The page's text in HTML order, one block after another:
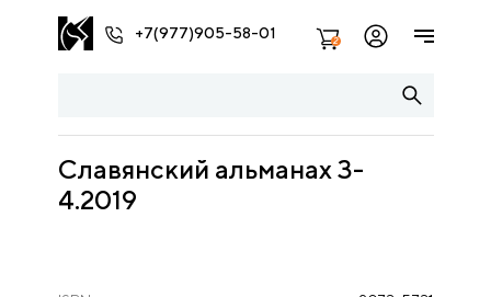
+7(977)905-58-01 2
Славянский альманах 3-
4.2019